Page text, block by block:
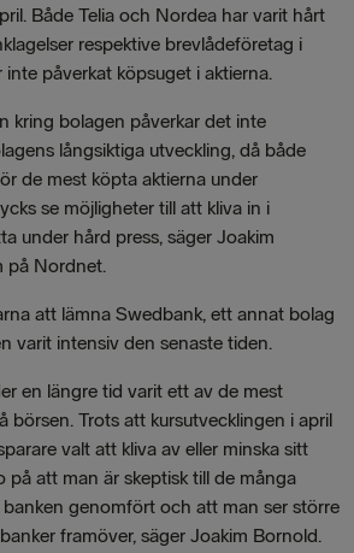
Både Telia och Nordea har varit hårt
respektive brevlådeföretag i
inte påverkat köpsuget i aktierna.
kring bolagen påverkar det inte
långsiktiga utveckling, då både
de mest köpta aktierna under
se möjligheter till att kliva in i
under hård press, säger Joakim
på Nordnet.
att lämna Swedbank, ett annat bolag
varit intensiv den senaste tiden.
en längre tid varit ett av de mest
börsen. Trots att kursutvecklingen i april
valt att kliva av eller minska sitt
på att man är skeptisk till de många
genomfört och att man ser större
framöver, säger Joakim Bornold.